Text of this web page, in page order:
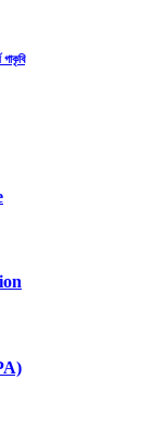
গাকৃবি